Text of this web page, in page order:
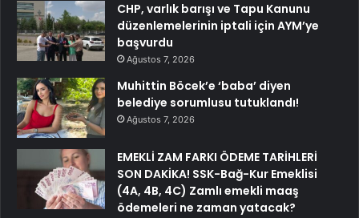
CHP, varlık barışı ve Tapu Kanunu
düzenlemelerinin iptali için AYM’ye
başvurdu
Ağustos 7, 2026
Muhittin Böcek’e ‘baba’ diyen
belediye sorumlusu tutuklandı!
Ağustos 7, 2026
EMEKLİ ZAM FARKI ÖDEME TARİHLERİ
SON DAKİKA! SSK-Bağ-Kur Emeklisi
(4A, 4B, 4C) Zamlı emekli maaş
ödemeleri ne zaman yatacak?